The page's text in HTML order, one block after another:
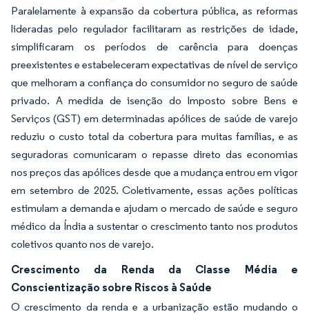
Paralelamente à expansão da cobertura pública, as reformas
lideradas pelo regulador facilitaram as restrições de idade,
simplificaram os períodos de carência para doenças
preexistentes e estabeleceram expectativas de nível de serviço
que melhoram a confiança do consumidor no seguro de saúde
privado. A medida de isenção do Imposto sobre Bens e
Serviços (GST) em determinadas apólices de saúde de varejo
reduziu o custo total da cobertura para muitas famílias, e as
seguradoras comunicaram o repasse direto das economias
nos preços das apólices desde que a mudança entrou em vigor
em setembro de 2025. Coletivamente, essas ações políticas
estimulam a demanda e ajudam o mercado de saúde e seguro
médico da Índia a sustentar o crescimento tanto nos produtos
coletivos quanto nos de varejo.
Crescimento da Renda da Classe Média e
Conscientização sobre Riscos à Saúde
O crescimento da renda e a urbanização estão mudando o